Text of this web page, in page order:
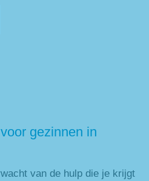
gezinnen in
van de hulp die je krijgt